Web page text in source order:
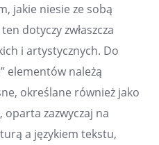
jakie niesie ze sobą
dotyczy zwłaszcza
i artystycznych. Do
elementów należą
określane również jako
oparta zazwyczaj na
a językiem tekstu,